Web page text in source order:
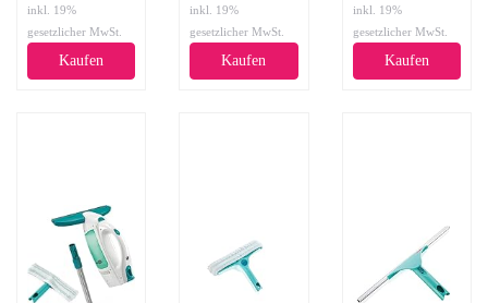
inkl. 19%
gesetzlicher MwSt.
Kaufen
inkl. 19%
gesetzlicher MwSt.
Kaufen
inkl. 19%
gesetzlicher MwSt.
Kaufen